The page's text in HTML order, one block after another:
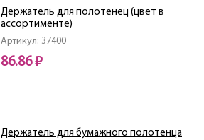
Артикул: 37400
Держатель для полотенец (цвет в
ассортименте)
86.86 ₽
Держатель для бумажного полотенца